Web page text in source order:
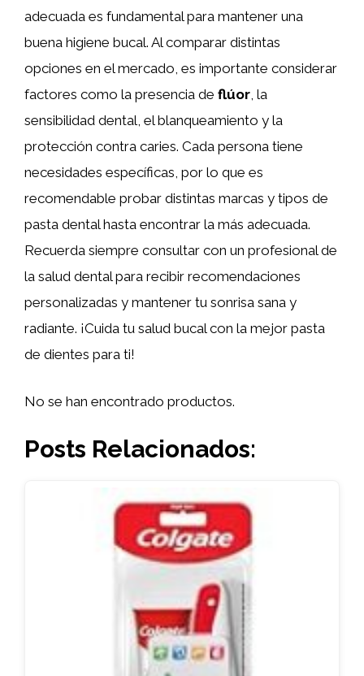
adecuada es fundamental para mantener una
buena higiene bucal. Al comparar distintas
opciones en el mercado, es importante considerar
factores como la presencia de flúor, la
sensibilidad dental, el blanqueamiento y la
protección contra caries. Cada persona tiene
necesidades específicas, por lo que es
recomendable probar distintas marcas y tipos de
pasta dental hasta encontrar la más adecuada.
Recuerda siempre consultar con un profesional de
la salud dental para recibir recomendaciones
personalizadas y mantener tu sonrisa sana y
radiante. ¡Cuida tu salud bucal con la mejor pasta
de dientes para ti!
No se han encontrado productos.
Posts Relacionados: